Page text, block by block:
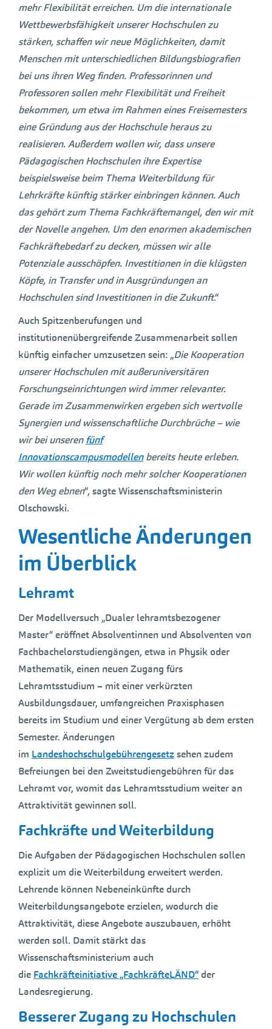
mehr Flexibilität erreichen. Um die internationale
Wettbewerbsfähigkeit unserer Hochschulen zu
stärken, schaffen wir neue Möglichkeiten, damit
Menschen mit unterschiedlichen Bildungs­bio­grafien
bei uns ihren Weg finden. Professorinnen und
Professoren sollen mehr Flexibilität und Freiheit
bekommen, um etwa im Rahmen eines Freisemesters
eine Gründung aus der Hochschule heraus zu
realisieren. Außerdem wollen wir, dass unsere
Pädagogischen Hochschulen ihre Expertise
beispielsweise beim Thema Weiterbildung für
Lehrkräfte künftig stärker einbringen können. Auch
das gehört zum Thema Fachkräftemangel, den wir mit
der Novelle angehen. Um den enormen akademischen
Fachkräftebedarf zu decken, müssen wir alle
Potenziale ausschöpfen. Investitionen in die klügsten
Köpfe, in Transfer und in Ausgründungen an
Hochschulen sind Investitionen in die Zukunft.“
Auch Spitzenberufungen und
institutionenübergreifende Zusammenarbeit sollen
künftig einfacher umzusetzen sein: „Die Kooperation
unserer Hochschulen mit außeruniversitären
Forschungseinrichtungen wird immer relevanter.
Gerade im Zusammenwirken ergeben sich wertvolle
Synergien und wissenschaftliche Durchbrüche – wie
wir bei unserenfünf
Innovationscampusmodellenbereits heute erleben.
Wir wollen künftig noch mehr solcher Kooperationen
den Weg ebnen“, sagte Wissenschaftsministerin
Olschowski.
Wesentliche Änderungen
im Überblick
Lehramt
Der Modellversuch „Dualer lehramtsbezogener
Master“ eröffnet Absolventinnen und Absolventen von
Fachbachelorstudiengängen, etwa in Physik oder
Mathematik, einen neuen Zugang fürs
Lehramtsstudium – mit einer verkürzten
Ausbildungsdauer, umfangreichen Praxisphasen
bereits im Studium und einer Vergütung ab dem ersten
Semester. Änderungen
im Landeshochschulgebührengesetzsehen zudem
Befreiungen bei den Zweitstudiengebühren für das
Lehramt vor, womit das Lehramtsstudium weiter an
Attraktivität gewinnen soll.
Fachkräfte und Weiterbildung
Die Aufgaben der Pädagogischen Hochschulen sollen
explizit um die Weiterbildung erweitert werden.
Lehrende können Nebeneinkünfte durch
Weiterbildungsangebote erzielen, wodurch die
Attraktivität, diese Angebote auszubauen, erhöht
werden soll. Damit stärkt das
Wissenschaftsministerium auch
die Fachkräfteinitiative „FachkräfteLÄND“der
Landesregierung.
Besserer Zugang zu Hochschulen